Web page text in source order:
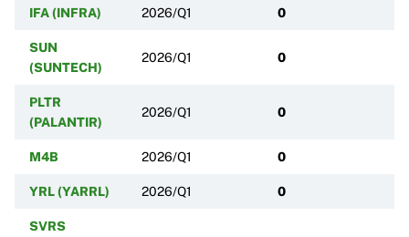
IFA (INFRA) 2026/Q1 0
SUN
(SUNTECH)
2026/Q1 0
PLTR
(PALANTIR)
2026/Q1 0
M4B 2026/Q1 0
YRL (YARRL) 2026/Q1 0
SVRS